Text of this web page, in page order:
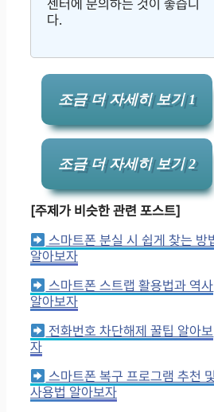
센터에 문의하는 것이 좋습니
다.
조금 더 자세히 보기 1
조금 더 자세히 보기 2
[주제가 비슷한 관련 포스트]
스마트폰 분실 시 쉽게 찾는 방
알아보자
스마트폰 스트랩 활용법과 역사
알아보자
전화번호 차단해제 꿀팁 알아보
자
스마트폰 복구 프로그램 추천
사용법 알아보자